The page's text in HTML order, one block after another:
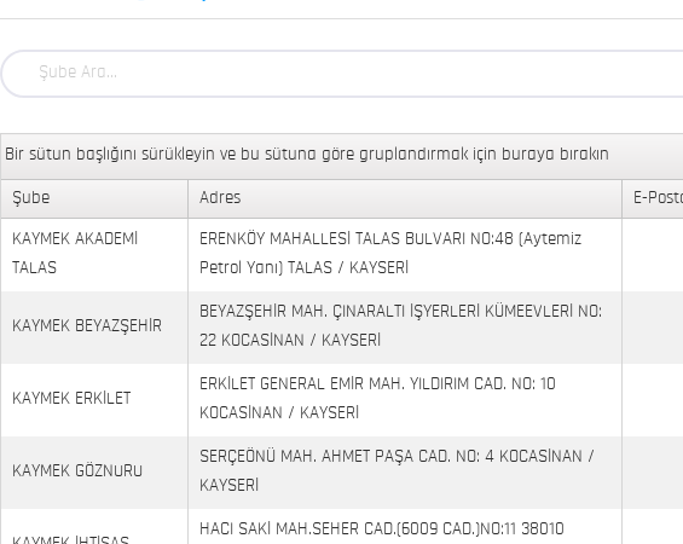
Bir sütun başlığını sürükleyin ve bu sütuna göre gruplandırmak için buraya bırakın
Şube Adres E-
KAYMEK AKADEMİ
TALAS
ERENKÖY MAHALLESİ TALAS BULVARI NO:48 (Aytemiz
Petrol Yanı) TALAS / KAYSERİ
KAYMEK BEYAZŞEHİR
BEYAZŞEHİR MAH. ÇINARALTI İŞYERLERİ KÜMEEVLERİ NO:
22 KOCASİNAN / KAYSERİ
KAYMEK ERKİLET
ERKİLET GENERAL EMİR MAH. YILDIRIM CAD. NO: 10
KOCASİNAN / KAYSERİ
KAYMEK GÖZNURU
SERÇEÖNÜ MAH. AHMET PAŞA CAD. NO: 4 KOCASİNAN /
KAYSERİ
HACI SAKİ MAH.SEHER CAD.(6009 CAD.)NO:11 38010